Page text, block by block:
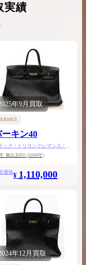
実績
年9月 買取
ーキン40
ック / トリヨンクレマンス / シ
ー金具
: B□L刻印 (2008年)
価格¥ 1,110,000
年12月 買取